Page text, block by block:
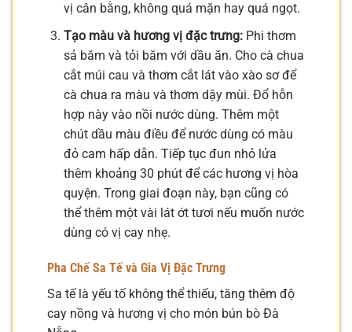
vị cân bằng, không quá mặn hay quá ngọt.
Tạo màu và hương vị đặc trưng:Phi thơm
sả băm và tỏi băm với dầu ăn. Cho cà chua
cắt múi cau và thơm cắt lát vào xào sơ để
cà chua ra màu và thơm dậy mùi. Đổ hỗn
hợp này vào nồi nước dùng. Thêm một
chút dầu màu điều để nước dùng có màu
đỏ cam hấp dẫn. Tiếp tục đun nhỏ lửa
thêm khoảng 30 phút để các hương vị hòa
quyện. Trong giai đoạn này, bạn cũng có
thể thêm một vài lát ớt tươi nếu muốn nước
dùng có vị cay nhẹ.
Pha Chế Sa Tế và Gia Vị Đặc Trưng
Sa tế là yếu tố không thể thiếu, tăng thêm độ
cay nồng và hương vị cho món bún bò Đà